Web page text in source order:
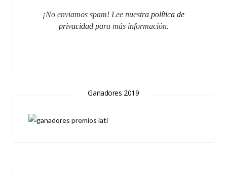
¡No enviamos spam! Lee nuestra política de
privacidadpara más información.
Ganadores 2019